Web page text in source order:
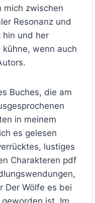
mich zwischen
Resonanz und
hin und her
wenn auch
Buches, die am
in meinem
es gelesen
lustiges
Charakteren pdf
Der Wölfe es bei
ist. Im